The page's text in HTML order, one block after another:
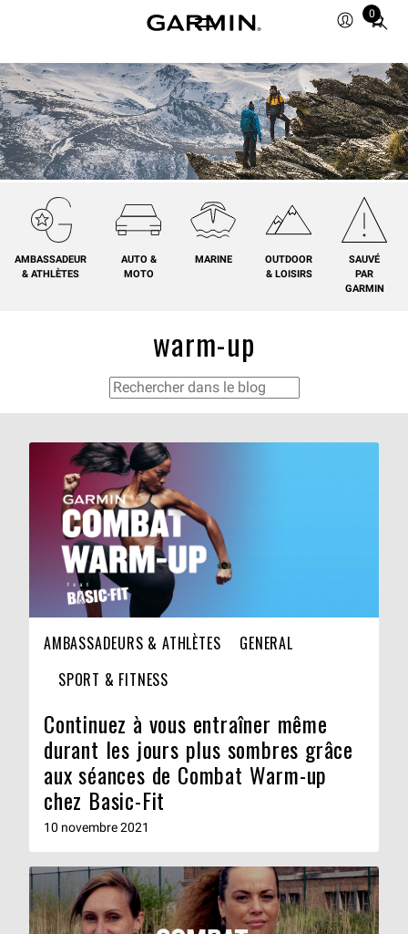
0
Total
in
cart:
0
AMBASSADEUR
& ATHLÈTES
AUTO &
MOTO
MARINE
OUTDOOR
& LOISIRS
SAUVÉ
PAR
GARMIN
warm-up
AMBASSADEURS & ATHLÈTES
GENERAL
SPORT & FITNESS
Continuez à vous entraîner même
durant les jours plus sombres grâce
aux séances de Combat Warm-up
chez Basic-Fit
10 novembre 2021